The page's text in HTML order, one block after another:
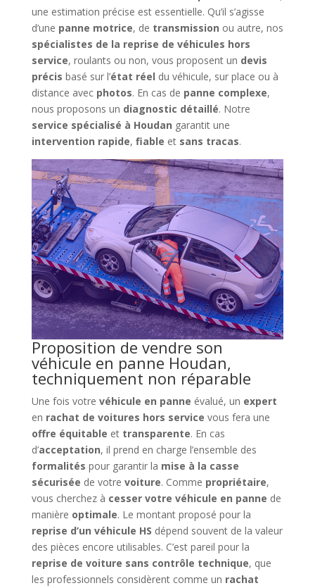
une estimation précise est essentielle. Qu’il s’agisse
d’une panne motrice, de transmission ou autre, nos
spécialistes de la reprise de véhicules hors
service, roulants ou non, vous proposent un devis
précis basé sur l’état réel du véhicule, sur place ou à
distance avec photos. En cas de panne complexe,
nous proposons un diagnostic détaillé. Notre
service spécialisé à Houdan garantit une
intervention rapide, fiable et sans tracas.
Proposition de vendre son
véhicule en panne Houdan,
techniquement non réparable
Une fois votre véhicule en panne évalué, un expert
en rachat de voitures hors service vous fera une
offre équitable et transparente. En cas
d’acceptation, il prend en charge l’ensemble des
formalités pour garantir la mise à la casse
sécurisée de votre voiture. Comme propriétaire,
vous cherchez à cesser votre véhicule en panne de
manière optimale. Le montant proposé pour la
reprise d’un véhicule HS dépend souvent de la valeur
des pièces encore utilisables. C’est pareil pour la
reprise de voiture sans contrôle technique, que
les professionnels considèrent comme un rachat